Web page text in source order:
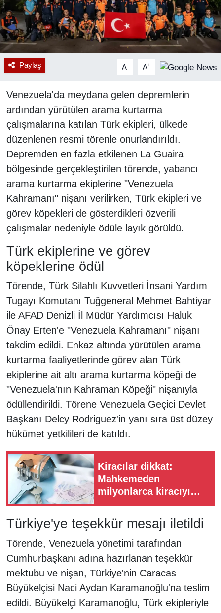
Paylaş A- A+
Venezuela'da meydana gelen depremlerin
ardından yürütülen arama kurtarma
çalışmalarına katılan Türk ekipleri, ülkede
düzenlenen resmi törenle onurlandırıldı.
Depremden en fazla etkilenen La Guaira
bölgesinde gerçekleştirilen törende, yabancı
arama kurtarma ekiplerine "Venezuela
Kahramanı" nişanı verilirken, Türk ekipleri ve
görev köpekleri de gösterdikleri özverili
çalışmalar nedeniyle ödüle layık görüldü.
Türk ekiplerine ve görev
köpeklerine ödül
Törende, Türk Silahlı Kuvvetleri İnsani Yardım
Tugayı Komutanı Tuğgeneral Mehmet Bahtiyar
ile AFAD Denizli İl Müdür Yardımcısı Haluk
Önay Erten'e "Venezuela Kahramanı" nişanı
takdim edildi. Enkaz altında yürütülen arama
kurtarma faaliyetlerinde görev alan Türk
ekiplerine ait altı arama kurtarma köpeği de
"Venezuela'nın Kahraman Köpeği" nişanıyla
ödüllendirildi. Törene Venezuela Geçici Devlet
Başkanı Delcy Rodriguez'in yanı sıra üst düzey
hükümet yetkilileri de katıldı.
Kiracılar dikkat:
Mahkemeden
milyonlarca kiracıyı
karar
Türkiye'ye teşekkür mesajı iletildi
Törende, Venezuela yönetimi tarafından
Cumhurbaşkanı adına hazırlanan teşekkür
mektubu ve nişan, Türkiye'nin Caracas
Büyükelçisi Naci Aydan Karamanoğlu'na teslim
edildi. Büyükelçi Karamanoğlu, Türk ekipleriyle